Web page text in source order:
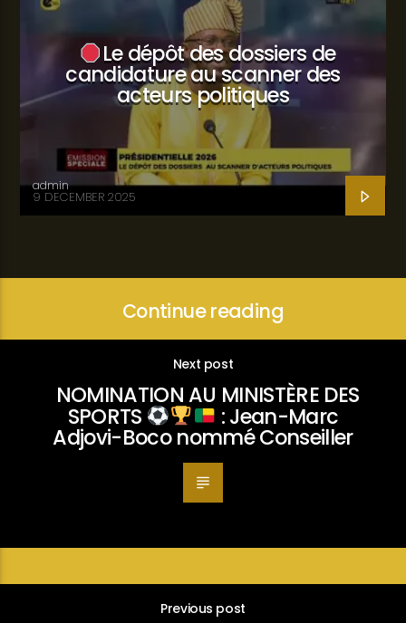
Le dépôt des dossiers de
candidature au scanner des
acteurs politiques
admin
9 DECEMBER 2025
Continue reading
Next post
NOMINATION AU MINISTÈRE DES
SPORTS : Jean-Marc
Adjovi-Boco nommé Conseiller
Previous post